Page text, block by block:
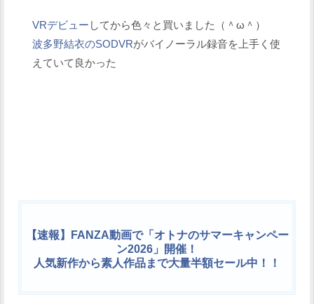
VRデビュー してから色々と買いました（＾ω＾）
波多野結衣のSODVRがバイノーラル録音を上手く使
えていて良かった
【速報】FANZA動画で「オトナのサマーキャンペー
ン2026」開催！
人気新作から素人作品まで大量半額セール中！！